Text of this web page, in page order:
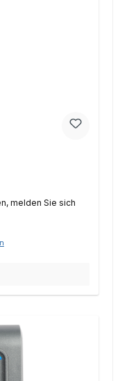
melden Sie sich